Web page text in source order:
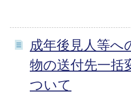
成年後見人等へ
物の送付先一括
ついて